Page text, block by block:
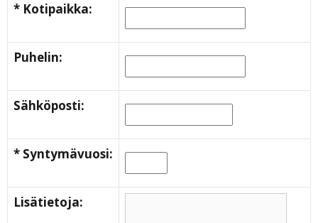
* Kotipaikka:
Puhelin:
Sähköposti:
* Syntymävuosi:
Lisätietoja: